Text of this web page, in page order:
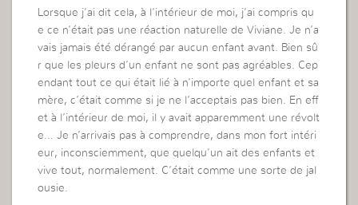
Lorsque j’ai dit cela, à l’intérieur de moi, j’ai compris qu
e ce n’était pas une réaction naturelle de Viviane. Je n’a
vais jamais été dérangé par aucun enfant avant. Bien sû
r que les pleurs d’un enfant ne sont pas agréables. Cep
endant tout ce qui était lié à n’importe quel enfant et sa
mère, c’était comme si je ne l’acceptais pas bien. En eff
et à l’intérieur de moi, il y avait apparemment une révolt
e… Je n’arrivais pas à comprendre, dans mon fort intéri
eur, inconsciemment, que quelqu’un ait des enfants et
vive tout, normalement. C’était comme une sorte de jal
ousie.